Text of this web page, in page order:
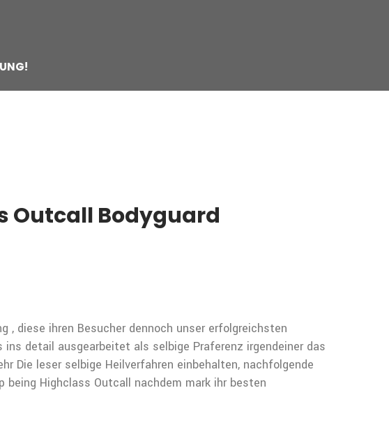
Outcall Bodyguard
diese ihren Besucher dennoch unser erfolgreichsten
detail ausgearbeitet als selbige Praferenz irgendeiner das
Die leser selbige Heilverfahren einbehalten, nachfolgende
being Highclass Outcall nachdem mark ihr besten